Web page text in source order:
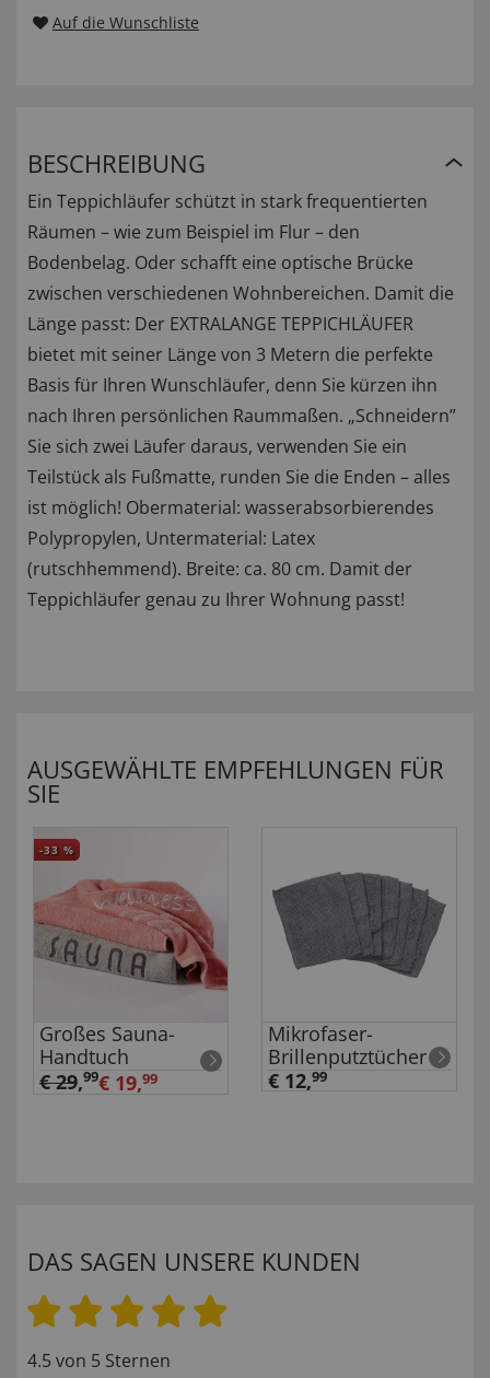
Auf die Wunschliste
BESCHREIBUNG
Ein Teppichläufer schützt in stark frequentierten
Räumen – wie zum Beispiel im Flur – den
Bodenbelag. Oder schafft eine optische Brücke
zwischen verschiedenen Wohnbereichen. Damit die
Länge passt: Der EXTRALANGE TEPPICHLÄUFER
bietet mit seiner Länge von 3 Metern die perfekte
Basis für Ihren Wunschläufer, denn Sie kürzen ihn
nach Ihren persönlichen Raummaßen. „Schneidern”
Sie sich zwei Läufer daraus, verwenden Sie ein
Teilstück als Fußmatte, runden Sie die Enden – alles
ist möglich! Obermaterial: wasserabsorbierendes
Polypropylen, Untermaterial: Latex
(rutschhemmend). Breite: ca. 80 cm. Damit der
Teppichläufer genau zu Ihrer Wohnung passt!
AUSGEWÄHLTE EMPFEHLUNGEN FÜR
SIE
-33 %
Großes Sauna-
Handtuch
€ 29,99€ 19,99
Mikrofaser-
Brillenputztücher
€ 12,99
DAS SAGEN UNSERE KUNDEN
4.5 von 5 Sternen